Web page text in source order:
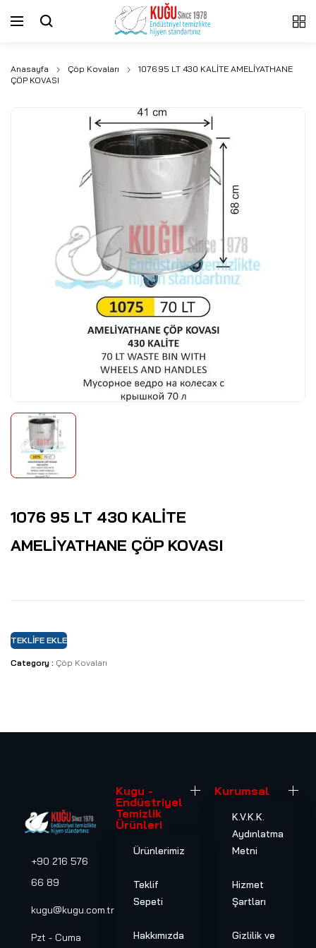
Anasayfa Çöp Kovaları
1076 95 LT 430 KALİTE AMELİYATHANE
ÇÖP KOVASI
1076 95 LT 430 KALİTE
AMELİYATHANE ÇÖP KOVASI
TEKLIFE EKLE
Category : Çöp Kovaları
+90 216 576
66 89
kugu@kugu.com.tr
Pzt - Cuma
Kugu -
Endüstriyel
Temizlik
Ürünleri
Ürünlerimiz
Teklif
Sepeti
Hakkımızda
Kurumsal
K.V.K.K.
Aydınlatma
Metni
Hizmet
Şartları
Gizlilik ve